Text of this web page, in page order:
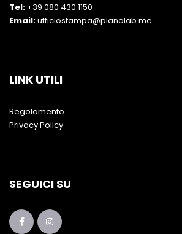
Tel: +39 080 430 1150
Email:ufficiostampa@pianolab.me
LINK UTILI
Regolamento
Privacy Policy
SEGUICI SU